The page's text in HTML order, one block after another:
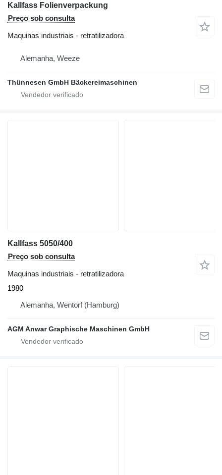
Kallfass Folienverpackung
Preço sob consulta
Maquinas industriais - retratilizadora
Alemanha, Weeze
Thünnesen GmbH Bäckereimaschinen
Kallfass 5050/400
Preço sob consulta
Maquinas industriais - retratilizadora
1980
Alemanha, Wentorf (Hamburg)
AGM Anwar Graphische Maschinen GmbH